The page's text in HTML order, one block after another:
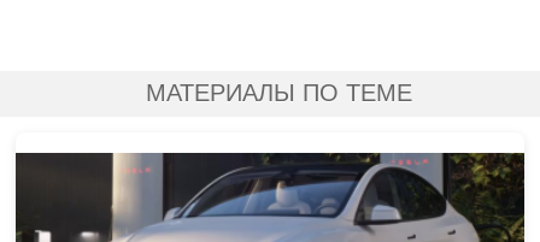
МАТЕРИАЛЫ ПО ТЕМЕ